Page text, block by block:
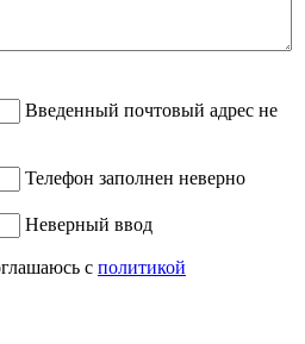
Введенный почтовый адрес не
Телефон заполнен неверно
Неверный ввод
с политикой